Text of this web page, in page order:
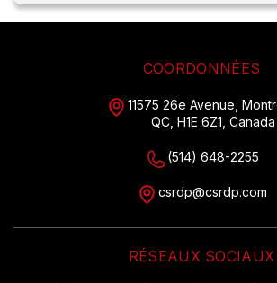
RÉSEAUX SOCIAUX
COORDONNÉES
11575 26e Avenue,
QC, H1E 6Z1, Canada
(514) 648-2255
csrdp@csrdp.com